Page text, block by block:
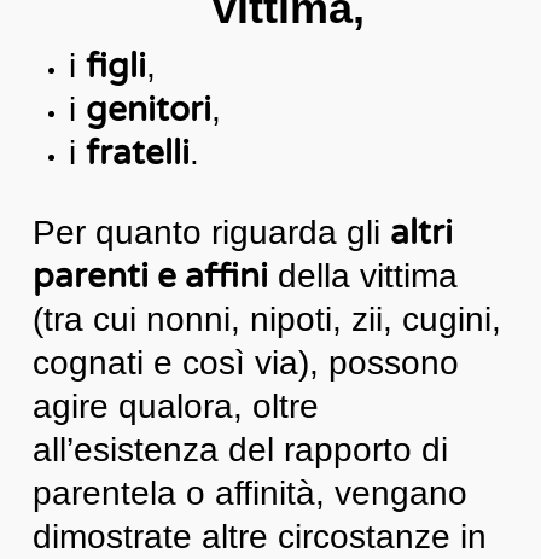
i figli,
i genitori,
i fratelli.
Per quanto riguarda gli altri
parenti e affinidella vittima
(tra cui nonni, nipoti, zii, cugini,
cognati e così via), possono
agire qualora, oltre
all’esistenza del rapporto di
parentela o affinità, vengano
dimostrate altre circostanze in